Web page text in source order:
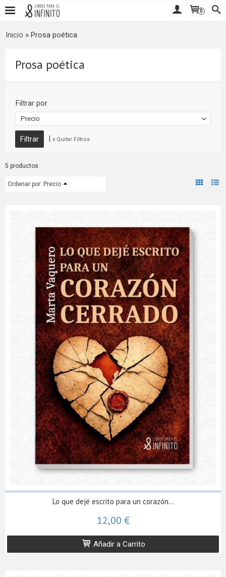
0
Inicio » Prosa poética
Prosa poética
Filtrar por
Precio
| x Quitar Filtros
5 productos
Ordenar por: Precio
Lo que dejé escrito para un corazón...
12,00 €
Añadir a Carrito